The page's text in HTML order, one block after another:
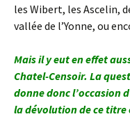
les Wibert, les Ascelin,
vallée de l’Yonne, ou
Mais il y eut en effet
Chatel-Censoir. La
donne donc l’occasion
la dévolution de ce titre